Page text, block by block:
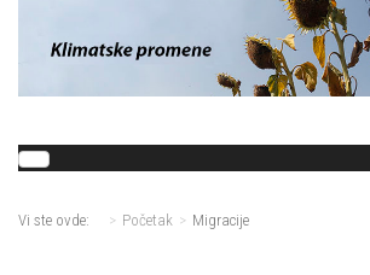
Vi ste ovde: Početak Migracije